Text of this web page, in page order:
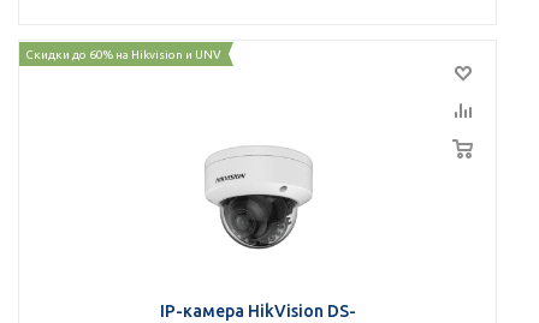
Скидки до 60% на Hikvision и UNV
IP-камера HikVision DS-